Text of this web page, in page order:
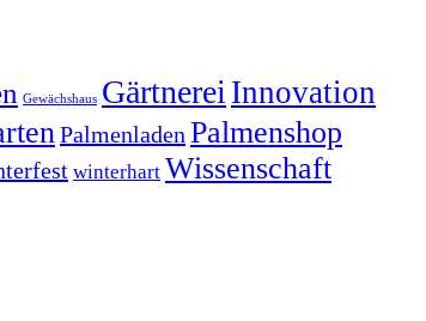
Gewächshaus Gärtnerei Innovation
Palmenladen Palmenshop
winterhart Wissenschaft